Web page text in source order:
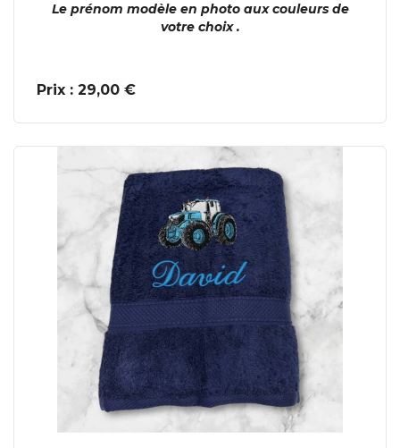
Le prénom modèle en photo aux couleurs de
votre choix .
Prix : 29,00 €